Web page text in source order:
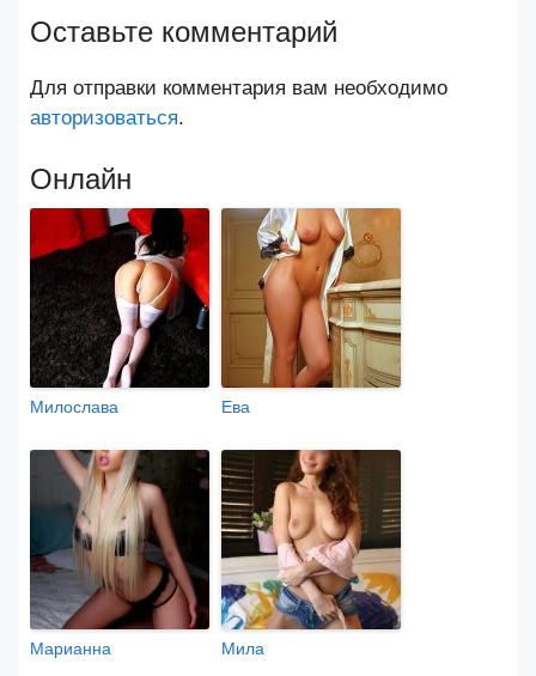
Оставьте комментарий
Для отправки комментария вам необходимо
авторизоваться.
Онлайн
Милослава Ева
Марианна Мила